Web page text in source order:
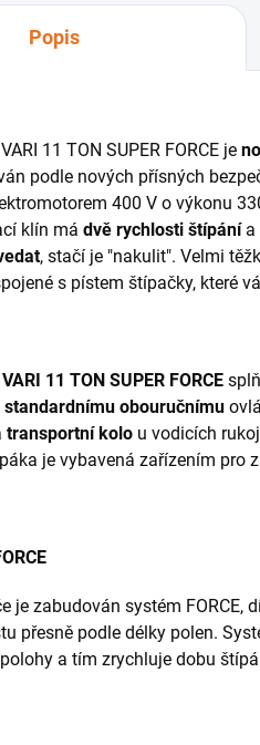
Popis
11 TON SUPER FORCE je
podle nových přísných
400 V o výkonu
klín má dvě rychlosti štípánía
, stačí je "nakulit". Velmi
s pístem štípačky, které
11 TON SUPER FORCE
standardnímu obouručnímu
transportní kolo u vodicích
je vybavená zařízením pro
je zabudován systém FORCE,
přesně podle délky polen.
a tím zrychluje dobu